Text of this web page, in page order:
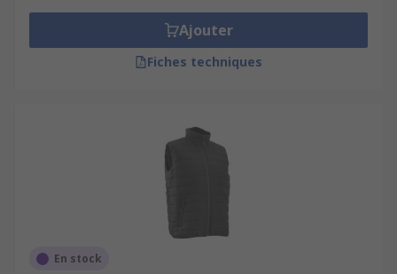
Ajouter
Fiches techniques
En stock